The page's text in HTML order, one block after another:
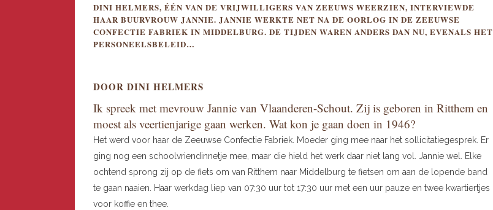
DINI HELMERS, ÉÉN VAN DE VRIJWILLIGERS VAN ZEEUWS WEERZIEN, INTERVIEWDE
HAAR BUURVROUW JANNIE. JANNIE WERKTE NET NA DE OORLOG IN DE ZEEUWSE
CONFECTIE FABRIEK IN MIDDELBURG. DE TIJDEN WAREN ANDERS DAN NU, EVENALS HET
PERSONEELSBELEID…
DOOR DINI HELMERS
Ik spreek met mevrouw Jannie van Vlaanderen-Schout. Zij is geboren in Ritthem en
moest als veertienjarige gaan werken. Wat kon je gaan doen in 1946?
Het werd voor haar de Zeeuwse Confectie Fabriek. Moeder ging mee naar het sollicitatiegesprek. Er
ging nog een schoolvriendinnetje mee, maar die hield het werk daar niet lang vol. Jannie wel. Elke
ochtend sprong zij op de fiets om van Ritthem naar Middelburg te fietsen om aan de lopende band
te gaan naaien. Haar werkdag liep van 07:30 uur tot 17:30 uur met een uur pauze en twee kwartiertjes
voor koffie en thee.